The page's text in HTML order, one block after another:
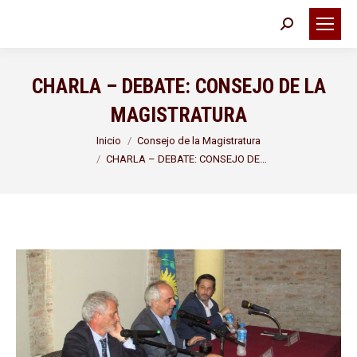
Buscar:
CHARLA – DEBATE: CONSEJO DE LA
MAGISTRATURA
Inicio
Consejo de la Magistratura
CHARLA – DEBATE: CONSEJO DE…